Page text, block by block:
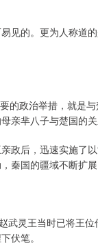
见的。更为人称
的政治举措，就是
亲芈八子与楚国的关
政后，迅速实施了
国的疆域不断扩展
灵王当时已将王位
伏笔。